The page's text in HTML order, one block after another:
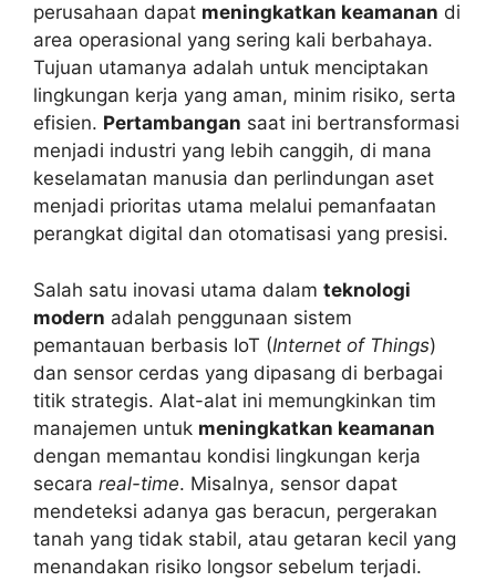
perusahaan dapat meningkatkan keamanan di
area operasional yang sering kali berbahaya.
Tujuan utamanya adalah untuk menciptakan
lingkungan kerja yang aman, minim risiko, serta
efisien. Pertambangan saat ini bertransformasi
menjadi industri yang lebih canggih, di mana
keselamatan manusia dan perlindungan aset
menjadi prioritas utama melalui pemanfaatan
perangkat digital dan otomatisasi yang presisi.
Salah satu inovasi utama dalam teknologi
modern adalah penggunaan sistem
pemantauan berbasis IoT (Internet of Things)
dan sensor cerdas yang dipasang di berbagai
titik strategis. Alat-alat ini memungkinkan tim
manajemen untuk meningkatkan keamanan
dengan memantau kondisi lingkungan kerja
secara real-time. Misalnya, sensor dapat
mendeteksi adanya gas beracun, pergerakan
tanah yang tidak stabil, atau getaran kecil yang
menandakan risiko longsor sebelum terjadi.